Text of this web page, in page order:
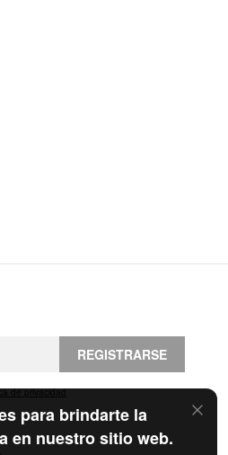
para brindarte la
en nuestro sitio web.
REGISTRARSE
de privacidad.